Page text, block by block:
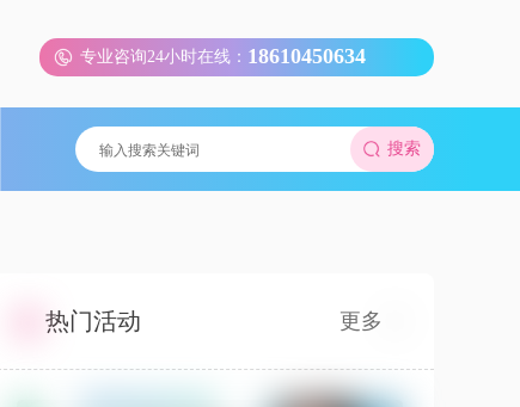
专业咨询24小时在线： 18610450634
搜索
热门活动 更多